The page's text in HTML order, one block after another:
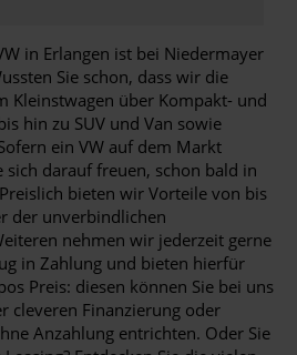
in Erlangen ist bei Niedermayer
Sie schon, dass wir die
Kleinstwagen über Kompakt- und
hin zu SUV und Van sowie
ein VW auf dem Markt
sich darauf freuen, schon bald in
bieten wir Vorteile von bis
der unverbindlichen
nehmen wir jederzeit gerne
in Zahlung und bieten hierfür
Preis: diesen können Sie bei uns
cleveren Finanzierung oder
Anzahlung entrichten. Oder Sie